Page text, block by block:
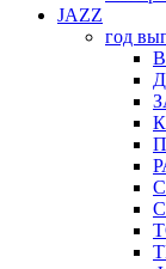
JAZZ
год